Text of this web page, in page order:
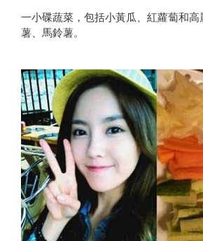
一小碟蔬菜，包括小黃瓜、紅蘿蔔和
薯、馬鈴薯。